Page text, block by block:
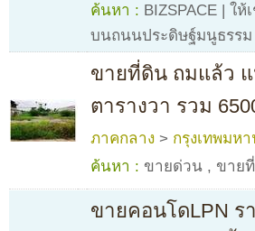
ค้นหา : BIZSPACE | ใ
บนถนนประดิษฐ์มนูธรรม
ขายที่ดิน ถมแล้ว แ
ตารางวา รวม
ภาคกลาง > กรุงเทพมห
ค้นหา : ขายด่วน , ขาย
ขายคอนโดLPN ร